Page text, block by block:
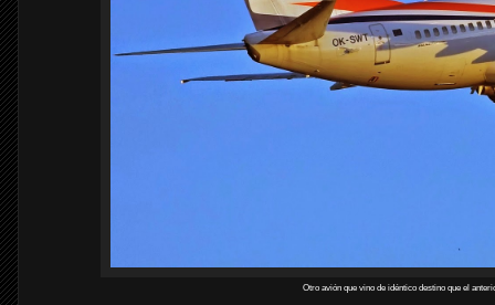
Otro avión que vino de idéntico destino que el